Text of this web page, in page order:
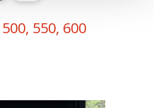
550, 600